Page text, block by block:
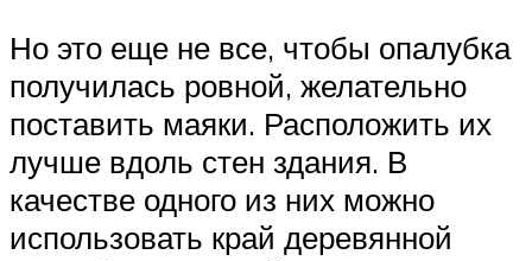
Но это еще не все, чтобы опалубка
получилась ровной, желательно
поставить маяки. Расположить их
лучше вдоль стен здания. В
качестве одного из них можно
использовать край деревянной